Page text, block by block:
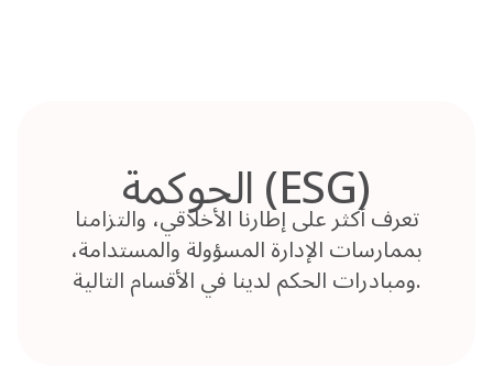
الحوكمة (ESG)
تعرف أكثر على إطارنا الأخلاقي، والتزامنا
بممارسات الإدارة المسؤولة والمستدامة،
ومبادرات الحكم لدينا في الأقسام التالية.